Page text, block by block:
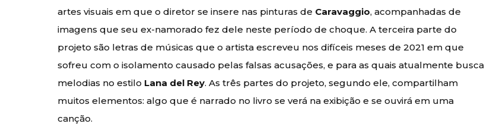
artes visuais em que o diretor se insere nas pinturas de Caravaggio, acompanhadas de
imagens que seu ex-namorado fez dele neste período de choque. A terceira parte do
projeto são letras de músicas que o artista escreveu nos difíceis meses de 2021 em que
sofreu com o isolamento causado pelas falsas acusações, e para as quais atualmente busca
melodias no estilo Lana del Rey. As três partes do projeto, segundo ele, compartilham
muitos elementos: algo que é narrado no livro se verá na exibição e se ouvirá em uma
canção.